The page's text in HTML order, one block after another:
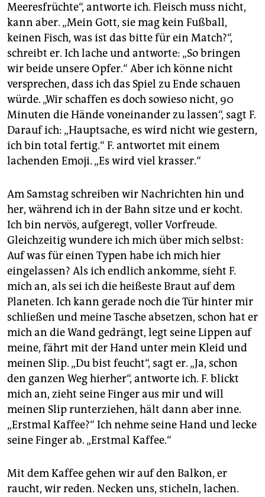
Meeresfrüchte“, antworte ich. Fleisch muss nicht,
kann aber. „Mein Gott, sie mag kein Fußball,
keinen Fisch, was ist das bitte für ein Match?“,
schreibt er. Ich lache und antworte: „So bringen
wir beide unsere Opfer.“ Aber ich könne nicht
versprechen, dass ich das Spiel zu Ende schauen
würde. „Wir schaffen es doch sowieso nicht, 90
Minuten die Hände voneinander zu lassen“, sagt F.
Darauf ich: „Hauptsache, es wird nicht wie gestern,
ich bin total fertig.“ F. antwortet mit einem
lachenden Emoji. „Es wird viel krasser.“
Am Samstag schreiben wir Nachrichten hin und
her, während ich in der Bahn sitze und er kocht.
Ich bin nervös, aufgeregt, voller Vorfreude.
Gleichzeitig wundere ich mich über mich selbst:
Auf was für einen Typen habe ich mich hier
eingelassen? Als ich endlich ankomme, sieht F.
mich an, als sei ich die heißeste Braut auf dem
Planeten. Ich kann gerade noch die Tür hinter mir
schließen und meine Tasche absetzen, schon hat er
mich an die Wand gedrängt, legt seine Lippen auf
meine, fährt mit der Hand unter mein Kleid und
meinen Slip. „Du bist feucht“, sagt er. „Ja, schon
den ganzen Weg hierher“, antworte ich. F. blickt
mich an, zieht seine Finger aus mir und will
meinen Slip runterziehen, hält dann aber inne.
„Erstmal Kaffee?“ Ich nehme seine Hand und lecke
seine Finger ab. „Erstmal Kaffee.“
Mit dem Kaffee gehen wir auf den Balkon, er
raucht, wir reden. Necken uns, sticheln, lachen.